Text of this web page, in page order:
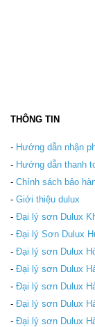
THÔNG TIN
- Hướng dẫn nhận
- Hướng dẫn thanh
- Chính sách bảo
- Giới thiệu dulux
- Đại lý sơn Dulux
- Đại lý Sơn Dulux
- Đại lý sơn Dulux
- Đại lý sơn Dulux
- Đại lý sơn Dulux
- Đại lý sơn Dulux
- Đại lý sơn Dulux